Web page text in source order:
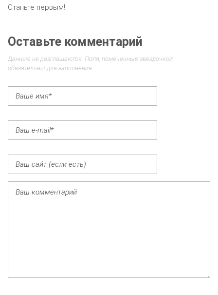
Станьте первым!
Оставьте комментарий
Данные не разглашаются. Поля, помеченные звездочкой,
обязательны для заполнения